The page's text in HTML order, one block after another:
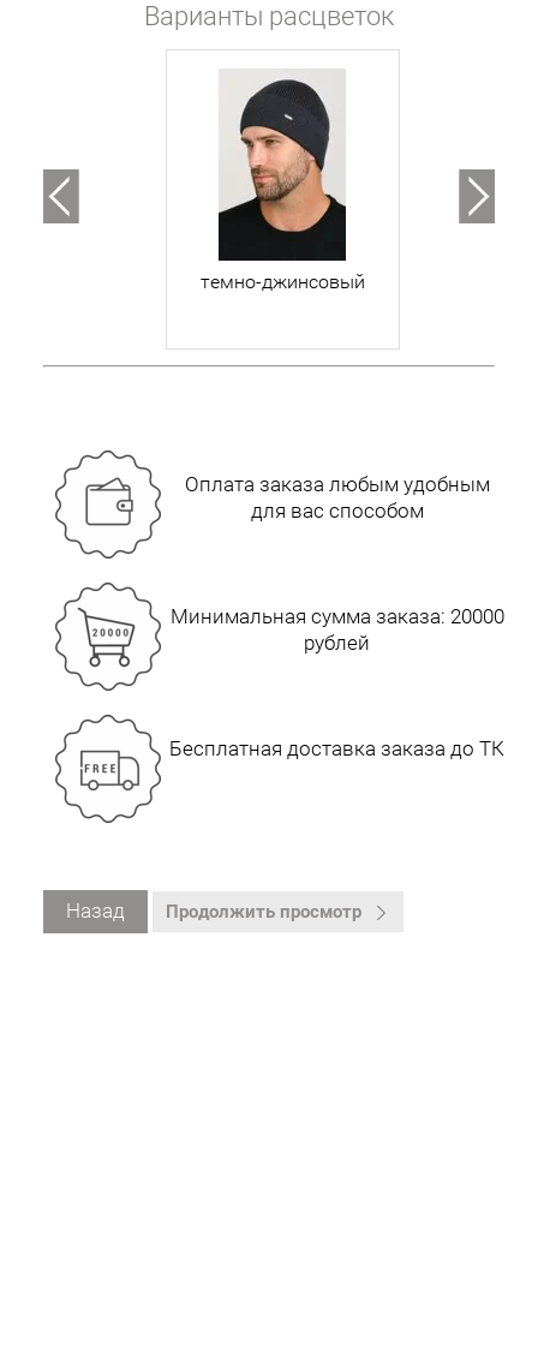
Варианты расцветок
темно-джинсовый
Оплата заказа любым удобным
для вас способом
Минимальная сумма заказа: 20000
рублей
Бесплатная доставка заказа до ТК
Назад Продолжить просмотр